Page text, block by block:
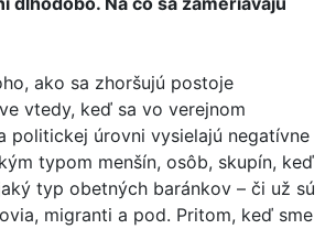
ako sa zhoršujú postoje
vtedy, keď sa vo verejnom
politickej úrovni vysielajú negatívne
typom menšín, osôb, skupín, keď
typ obetných baránkov – či už sú
migranti a pod. Pritom, keď sme